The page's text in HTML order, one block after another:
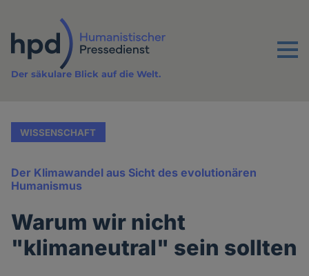
Inhalt
Menu
Der säkulare Blick auf die Welt.
WISSENSCHAFT
Der Klimawandel aus Sicht des evolutionären
Humanismus
Warum wir nicht
"klimaneutral" sein sollten